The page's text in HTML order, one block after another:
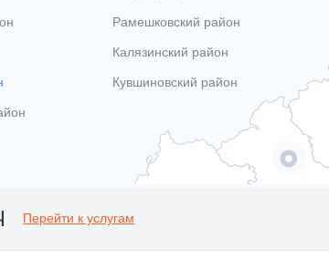
Рамешковский район
Калязинский район
Кувшиновский район
Перейти к услугам